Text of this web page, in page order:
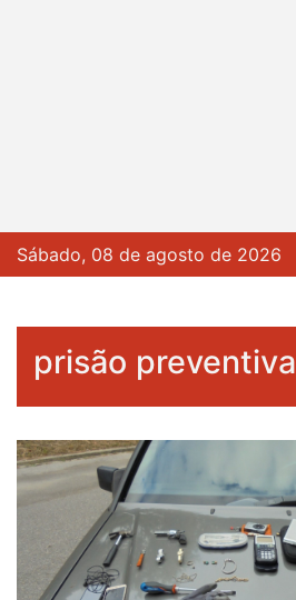
Sábado, 08 de agosto de 2026
prisão preventiva